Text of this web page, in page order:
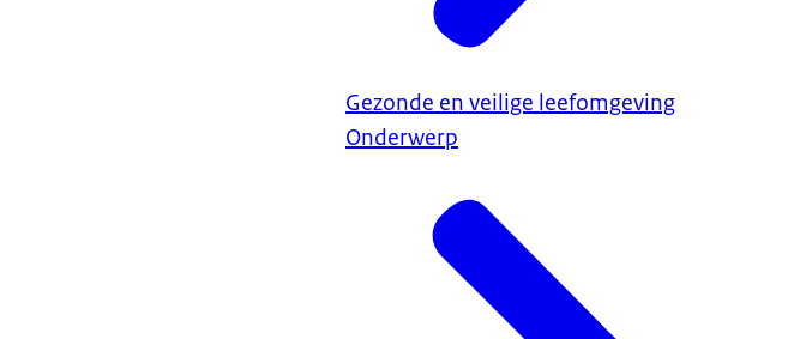
Gezonde en veilige leefomgeving
Onderwerp